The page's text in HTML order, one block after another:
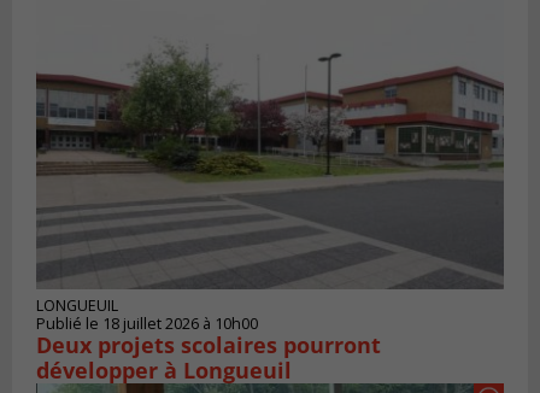
LONGUEUIL
Publié le 18 juillet 2026 à 10h00
Deux projets scolaires pourront
développer à Longueuil